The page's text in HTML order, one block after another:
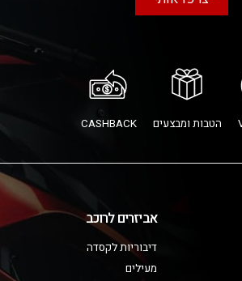
הטבות ומבצעים CASHBACK
אביזרים לרוכב
דיבוריות לקסדה
מעילים